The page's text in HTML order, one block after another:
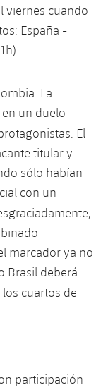
viernes cuando
España -
La
un duelo
El
titular y
sólo habían
con un
marcador ya no
Brasil deberá
los cuartos de
participación